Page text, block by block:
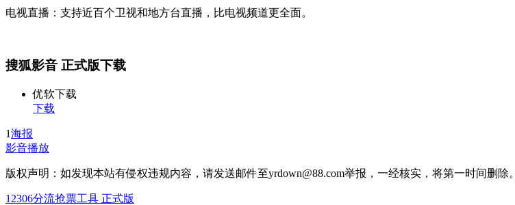
电视直播：支持近百个卫视和地方台直播，比电视频道更全面。
搜狐影音 正式版下载
优软下载
下载
1海报
影音播放
版权声明：如发现本站有侵权违规内容，请发送邮件至yrdown@88.com举报，一经核实，将第一时间删除。
12306分流抢票工具 正式版